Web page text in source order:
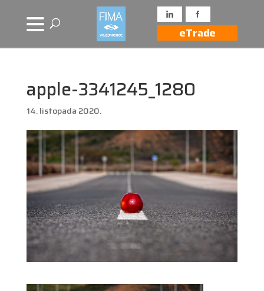
eTrade
apple-3341245_1280
14. listopada 2020.